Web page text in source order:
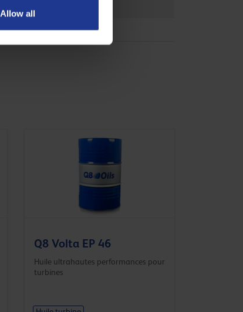
Allow all
Q8 Volta EP 46
Huile ultrahautes performances pour
turbines